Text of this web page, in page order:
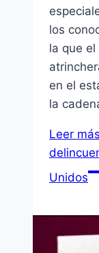
los
la que
en el
la
Leer más
Unidos